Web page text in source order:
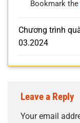
Bookmark the
Chương trình
03.2024
Leave a Reply
Your email